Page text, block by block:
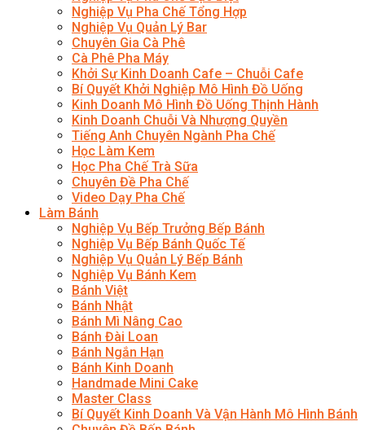
Nghiệp Vụ Pha Chế Tổng Hợp
Nghiệp Vụ Quản Lý Bar
Chuyên Gia Cà Phê
Cà Phê Pha Máy
Khởi Sự Kinh Doanh Cafe – Chuỗi Cafe
Bí Quyết Khởi Nghiệp Mô Hình Đồ Uống
Kinh Doanh Mô Hình Đồ Uống Thịnh Hành
Kinh Doanh Chuỗi Và Nhượng Quyền
Tiếng Anh Chuyên Ngành Pha Chế
Học Làm Kem
Học Pha Chế Trà Sữa
Chuyên Đề Pha Chế
Video Dạy Pha Chế
Làm Bánh
Nghiệp Vụ Bếp Trưởng Bếp Bánh
Nghiệp Vụ Bếp Bánh Quốc Tế
Nghiệp Vụ Quản Lý Bếp Bánh
Nghiệp Vụ Bánh Kem
Bánh Việt
Bánh Nhật
Bánh Mì Nâng Cao
Bánh Đài Loan
Bánh Ngắn Hạn
Bánh Kinh Doanh
Handmade Mini Cake
Master Class
Bí Quyết Kinh Doanh Và Vận Hành Mô Hình Bánh